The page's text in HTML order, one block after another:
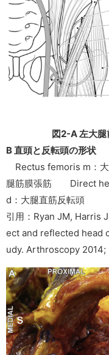
図2-A 左大
B 直頭と反転頭の形状
Rectus femoris m：
腿筋膜張筋 Direct
d：大腿直筋反転頭
引用：Ryan JM, Harris
ect and reflected head
udy. Arthroscopy 2014;